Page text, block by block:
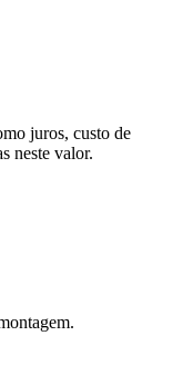
juros, custo de
neste valor.